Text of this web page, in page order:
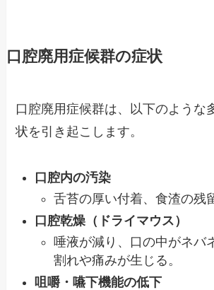
口腔廃用症候群の症状
口腔廃用症候群は、以下のような
状を引き起こします。
口腔内の汚染
舌苔の厚い付着、食渣の残
口腔乾燥（ドライマウス）
唾液が減り、口の中がネバ
割れや痛みが生じる。
咀嚼・嚥下機能の低下